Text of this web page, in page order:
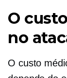
O
no
O custo